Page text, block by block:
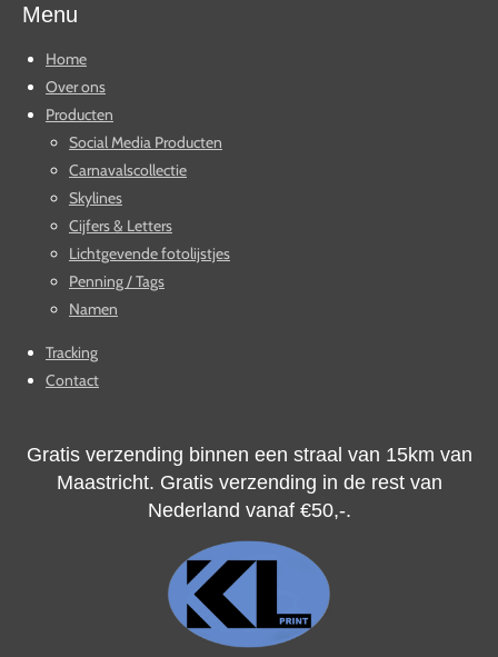
Menu
Home
Over ons
Producten
Social Media Producten
Carnavalscollectie
Skylines
Cijfers & Letters
Lichtgevende fotolijstjes
Penning / Tags
Namen
Tracking
Contact
Gratis verzending binnen een straal van 15km van
Maastricht. Gratis verzending in de rest van
Nederland vanaf €50,-.